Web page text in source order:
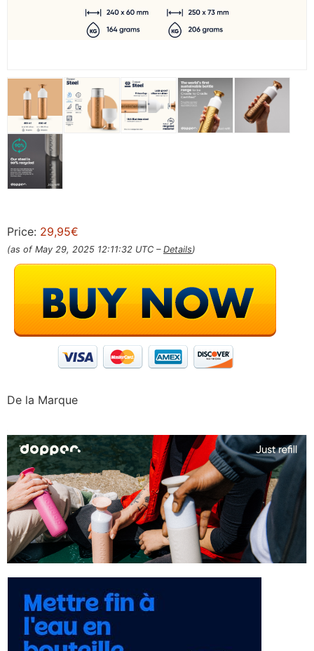
Price: 29,95€
(as of May 29, 2025 12:11:32 UTC – Details)
De la Marque